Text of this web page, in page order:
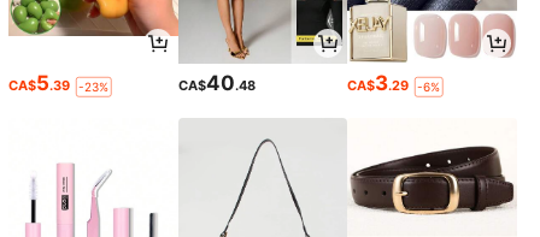
CA$5.39 -23% CA$40.48 CA$3.29 -6%